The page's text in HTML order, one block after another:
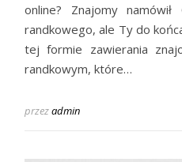
online? Znajomy
randkowego, ale Ty do
tej formie zawierania
randkowym, które…
przezadmin